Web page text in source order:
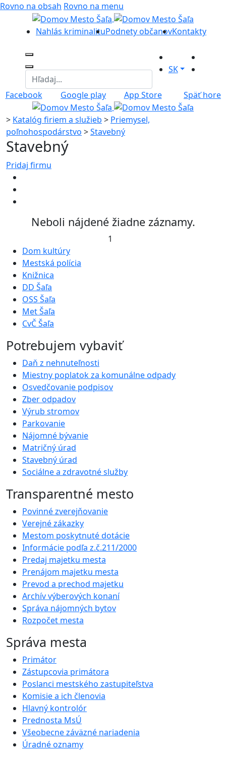
Rovno na obsah Rovno na menu
Nahlás kriminalituPodnety občanovKontakty
SK
Facebook Google play App Store Späť hore
> Katalóg firiem a služieb > Priemysel,
poľnohospodárstvo >Stavebný
Stavebný
Pridaj firmu
Neboli nájdené žiadne záznamy.
1
Dom kultúry
Mestská polícia
Knižnica
DD Šaľa
OSS Šaľa
Met Šaľa
CvČ Šaľa
Potrebujem vybaviť
Daň z nehnuteľnosti
Miestny poplatok za komunálne odpady
Osvedčovanie podpisov
Zber odpadov
Výrub stromov
Parkovanie
Nájomné bývanie
Matričný úrad
Stavebný úrad
Sociálne a zdravotné služby
Transparentné mesto
Povinné zverejňovanie
Verejné zákazky
Mestom poskytnuté dotácie
Informácie podľa z.č.211/2000
Predaj majetku mesta
Prenájom majetku mesta
Prevod a prechod majetku
Archív výberových konaní
Správa nájomných bytov
Rozpočet mesta
Správa mesta
Primátor
Zástupcovia primátora
Poslanci mestského zastupiteľstva
Komisie a ich členovia
Hlavný kontrolór
Prednosta MsÚ
Všeobecne záväzné nariadenia
Úradné oznamy